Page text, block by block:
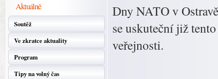
Aktuálně
Soutěž
Ve zkratce aktuality
Program
Tipy na volný čas
Dny NATO v
se uskuteční již
veřejnosti.